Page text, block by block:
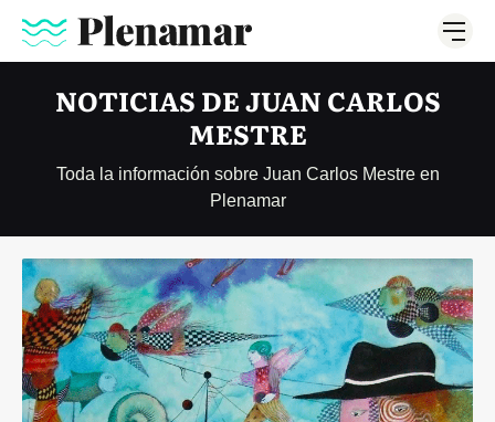
NOTICIAS DE JUAN CARLOS
MESTRE
Toda la información sobre Juan Carlos Mestre en
Plenamar